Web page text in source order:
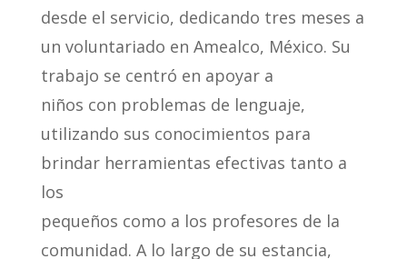
desde el servicio, dedicando tres meses a
un voluntariado en Amealco, México. Su
trabajo se centró en apoyar a
niños con problemas de lenguaje,
utilizando sus conocimientos para
brindar herramientas efectivas tanto a
los
pequeños como a los profesores de la
comunidad. A lo largo de su estancia,